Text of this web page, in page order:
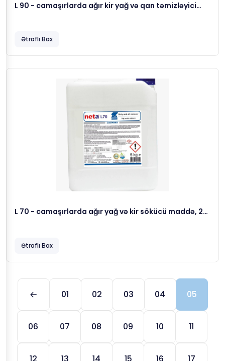
L 90 - camaşırlarda ağır kir yağ və qan təmizləyici
Ətraflı Bax
L 70 - camaşırlarda ağır yağ və kir sökücü maddə, 23
Ətraflı Bax
01 02 03 04 05
06 07 08 09 10 11
12 13 14 15 16 17